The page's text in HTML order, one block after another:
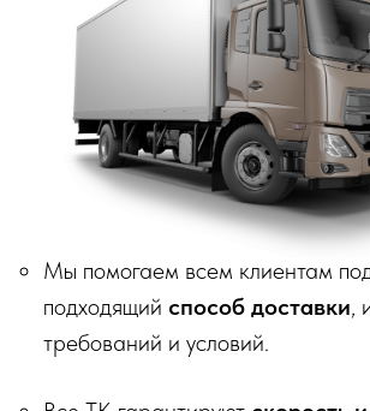
Политика конфиденциальности
Информация о файлах cookies
Декларации о соответствии ГОСТ 16371-2014
Перечень партнеров, которым могут быть
переданы ПД
ИП Матвеев Виталий Юрьевич
ИНН 110804770591, ОГРНИП 324774600194385